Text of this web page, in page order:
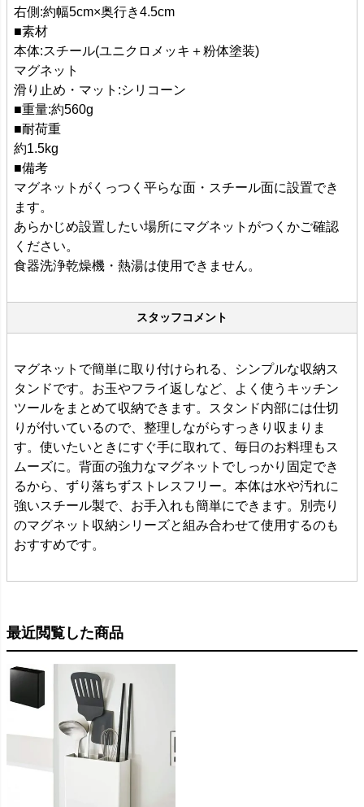
右側:約幅5cm×奥行き4.5cm
■素材
本体:スチール(ユニクロメッキ＋粉体塗装)
マグネット
滑り止め・マット:シリコーン
■重量:約560g
■耐荷重
約1.5kg
■備考
マグネットがくっつく平らな面・スチール面に設置でき
ます。
あらかじめ設置したい場所にマグネットがつくかご確認
ください。
食器洗浄乾燥機・熱湯は使用できません。
スタッフコメント
マグネットで簡単に取り付けられる、シンプルな収納ス
タンドです。お玉やフライ返しなど、よく使うキッチン
ツールをまとめて収納できます。スタンド内部には仕切
りが付いているので、整理しながらすっきり収まりま
す。使いたいときにすぐ手に取れて、毎日のお料理もス
ムーズに。背面の強力なマグネットでしっかり固定でき
るから、ずり落ちずストレスフリー。本体は水や汚れに
強いスチール製で、お手入れも簡単にできます。別売り
のマグネット収納シリーズと組み合わせて使用するのも
おすすめです。
最近閲覧した商品